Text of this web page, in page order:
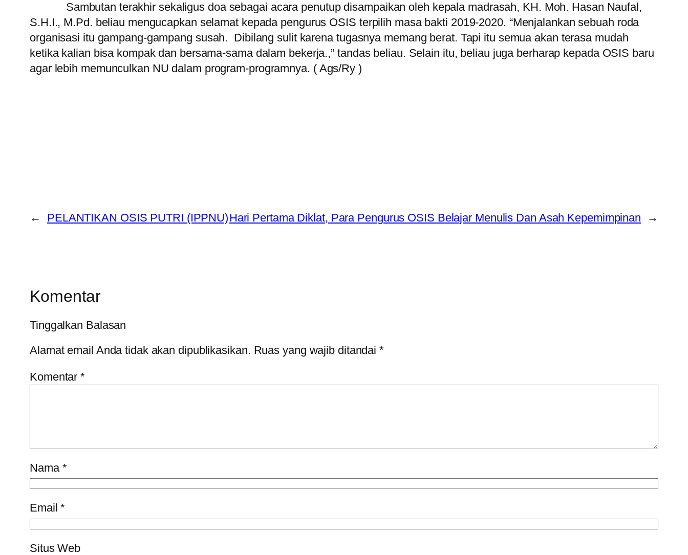
Sambutan terakhir sekaligus doa sebagai acara penutup disampaikan oleh kepala madrasah, KH. Moh. Hasan Naufal,
S.H.I., M.Pd. beliau mengucapkan selamat kepada pengurus OSIS terpilih masa bakti 2019-2020. “Menjalankan sebuah roda
organisasi itu gampang-gampang susah. Dibilang sulit karena tugasnya memang berat. Tapi itu semua akan terasa mudah
ketika kalian bisa kompak dan bersama-sama dalam bekerja.,” tandas beliau. Selain itu, beliau juga berharap kepada OSIS baru
agar lebih memunculkan NU dalam program-programnya. ( Ags/Ry )
← PELANTIKAN OSIS PUTRI (IPPNU)Hari Pertama Diklat, Para Pengurus OSIS Belajar Menulis Dan Asah Kepemimpinan →
Komentar
Tinggalkan Balasan
Alamat email Anda tidak akan dipublikasikan. Ruas yang wajib ditandai*
Komentar*
Nama *
Email*
Situs Web